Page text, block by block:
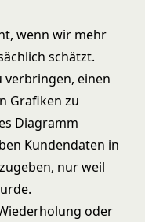
wenn wir mehr
schätzt.
verbringen, einen
Grafiken zu
Diagramm
Kundendaten in
nur weil
oder